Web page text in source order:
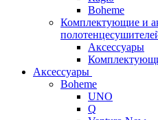
Boheme
Комплектующие и
Аксессуары
Аксессуары
Boheme
UNO
Q